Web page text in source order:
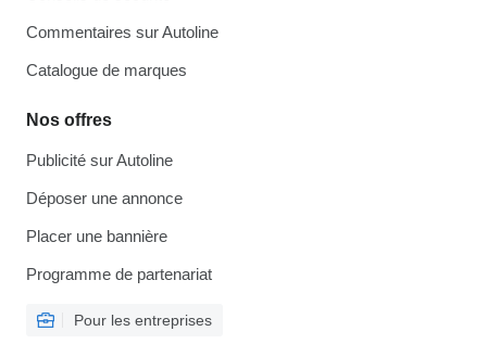
Commentaires sur Autoline
Catalogue de marques
Nos offres
Publicité sur Autoline
Déposer une annonce
Placer une bannière
Programme de partenariat
Pour les entreprises